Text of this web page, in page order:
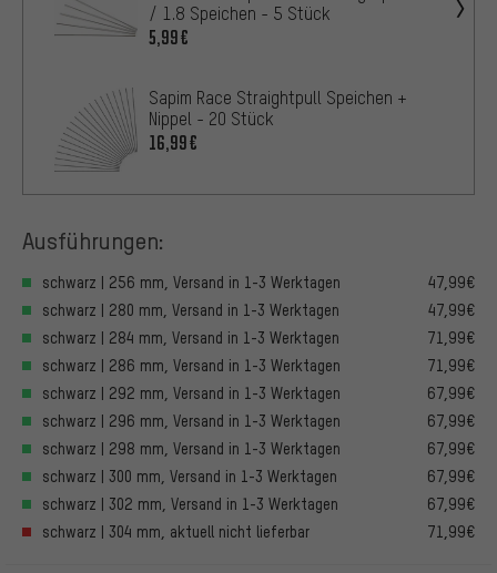
/ 1.8 Speichen - 5 Stück
5,99€
Sapim Race Straightpull Speichen +
Nippel - 20 Stück
16,99€
Ausführungen:
schwarz | 256 mm, Versand in 1-3 Werktagen
47,99€
schwarz | 280 mm, Versand in 1-3 Werktagen
47,99€
schwarz | 284 mm, Versand in 1-3 Werktagen
71,99€
schwarz | 286 mm, Versand in 1-3 Werktagen
71,99€
schwarz | 292 mm, Versand in 1-3 Werktagen
67,99€
schwarz | 296 mm, Versand in 1-3 Werktagen
67,99€
schwarz | 298 mm, Versand in 1-3 Werktagen
67,99€
schwarz | 300 mm, Versand in 1-3 Werktagen
67,99€
schwarz | 302 mm, Versand in 1-3 Werktagen
67,99€
schwarz | 304 mm, aktuell nicht lieferbar
71,99€